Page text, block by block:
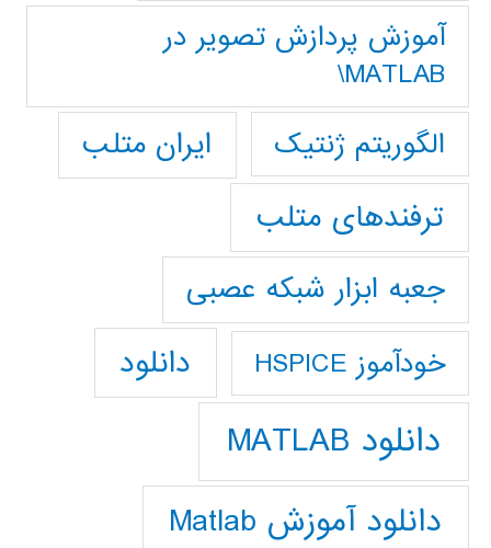
آموزش پردازش تصوير در
MATLAB\
الگوریتم ژنتیک
ایران متلب
ترفندهای متلب
جعبه ابزار شبکه عصبی
خودآموز HSPICE دانلود
دانلود MATLAB
دانلود آموزش Matlab